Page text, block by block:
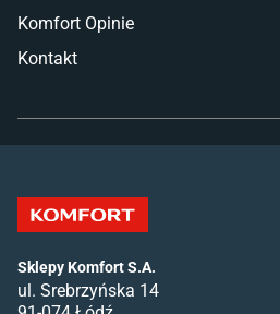
Komfort Opinie
Kontakt
Sklepy Komfort S.A.
ul. Srebrzyńska 14